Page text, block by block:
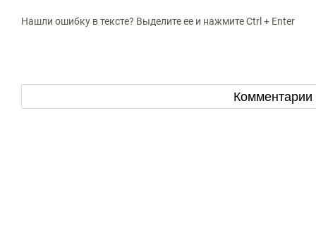
Нашли ошибку в тексте? Выделите ее и нажмите Ctrl + Enter
Комментарии